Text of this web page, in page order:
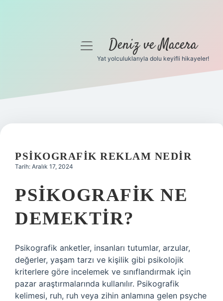
Gizlilik Politikası
Yasal Uyarı
menüyüDeniz ve Macera
Yat yolculuklarıyla dolu keyifli hikayeler!
PSIKOGRAFIK REKLAM NEDIR
Tarih: Aralık 17, 2024
PSIKOGRAFIK NE
DEMEKTIR?
Psikografik anketler, insanları tutumlar, arzular,
değerler, yaşam tarzı ve kişilik gibi psikolojik
kriterlere göre incelemek ve sınıflandırmak için
pazar araştırmalarında kullanılır. Psikografik
kelimesi, ruh, ruh veya zihin anlamına gelen psyche